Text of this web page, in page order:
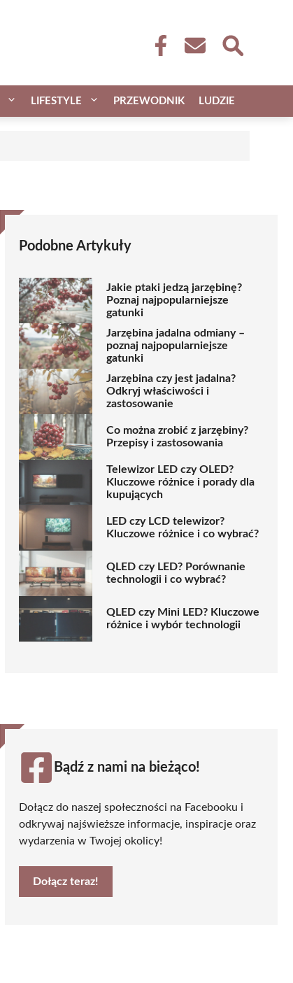
LIFESTYLE PRZEWODNIK LUDZIE
Podobne Artykuły
Jakie ptaki jedzą jarzębinę?
Poznaj najpopularniejsze
gatunki
Jarzębina jadalna odmiany –
poznaj najpopularniejsze
gatunki
Jarzębina czy jest jadalna?
Odkryj właściwości i
zastosowanie
Co można zrobić z jarzębiny?
Przepisy i zastosowania
Telewizor LED czy OLED?
Kluczowe różnice i porady dla
kupujących
LED czy LCD telewizor?
Kluczowe różnice i co wybrać?
QLED czy LED? Porównanie
technologii i co wybrać?
QLED czy Mini LED? Kluczowe
różnice i wybór technologii
Bądź z nami na bieżąco!
Dołącz do naszej społeczności na Facebooku i
odkrywaj najświeższe informacje, inspiracje oraz
wydarzenia w Twojej okolicy!
Dołącz teraz!